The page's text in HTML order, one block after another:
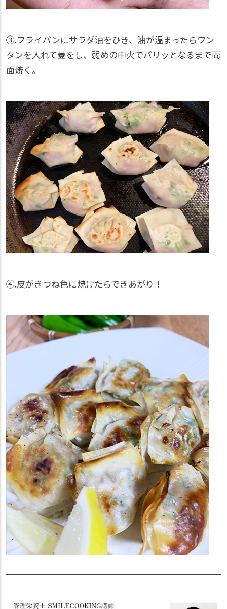
③.フライパンにサラダ油をひき、油が温まったらワン
タンを入れて蓋をし、弱めの中火でパリッとなるまで両
面焼く。
④.皮がきつね色に焼けたらできあがり！